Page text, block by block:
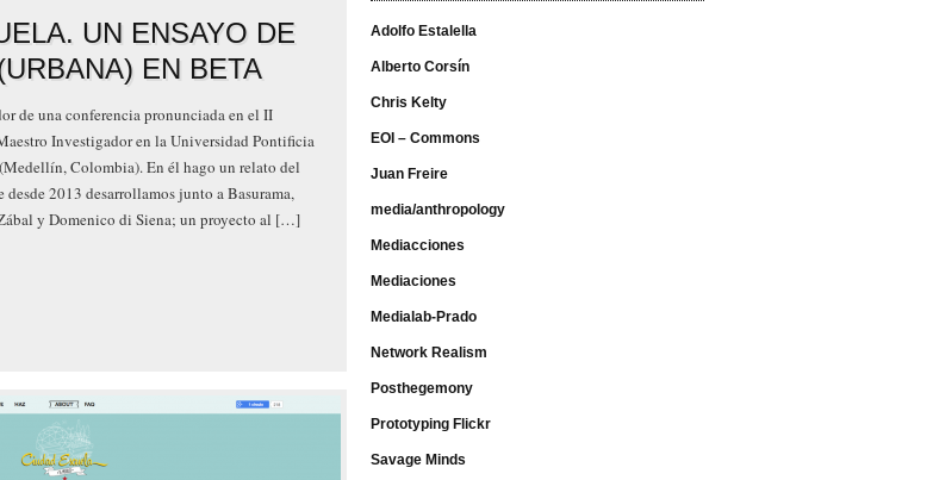
UN ENSAYO DE
EN BETA
de una conferencia pronunciada en el II
Investigador en la Universidad Pontificia
Colombia). En él hago un relato del
2013 desarrollamos junto a Basurama,
y Domenico di Siena; un proyecto al […]
Adolfo Estalella
Alberto Corsín
Chris Kelty
EOI – Commons
Juan Freire
media/anthropology
Mediacciones
Mediaciones
Medialab-Prado
Network Realism
Posthegemony
Prototyping Flickr
Savage Minds